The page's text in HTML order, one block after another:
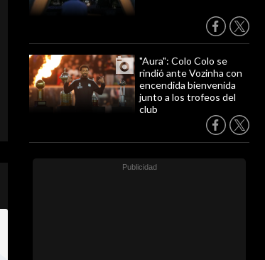
"Aura": Colo Colo se
rindió ante Vozinha con
encendida bienvenida
junto a los trofeos del
club